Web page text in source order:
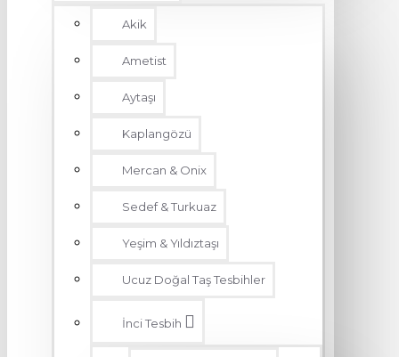
Akik
Ametist
Aytaşı
Kaplangözü
Mercan & Onix
Sedef & Turkuaz
Yeşim & Yıldıztaşı
Ucuz Doğal Taş Tesbihler
İnci Tesbih